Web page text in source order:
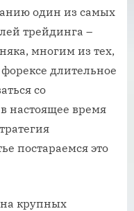
один из самых
трейдинга –
многим из тех,
длительное
со
настоящее время
постараемся это
на крупных